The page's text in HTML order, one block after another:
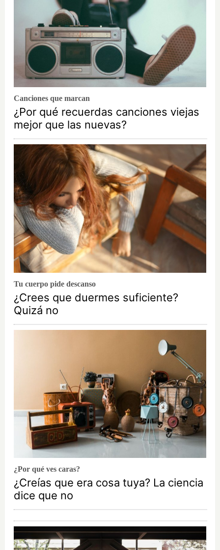
Canciones que marcan
¿Por qué recuerdas canciones viejas
mejor que las nuevas?
Tu cuerpo pide descanso
¿Crees que duermes suficiente?
Quizá no
¿Por qué ves caras?
¿Creías que era cosa tuya? La ciencia
dice que no